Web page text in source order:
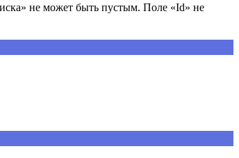
не может быть пустым. Поле «Id» не